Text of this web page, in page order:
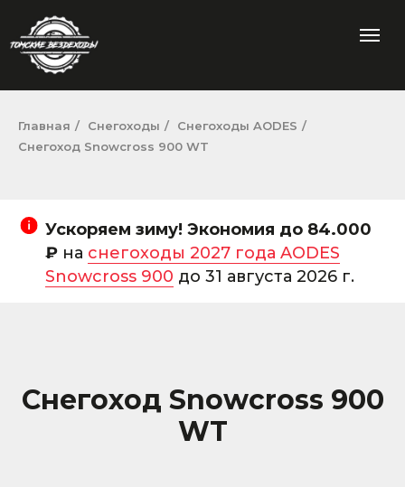
Главная / Снегоходы / Снегоходы AODES /
Снегоход Snowcross 900 WT
Ускоряем зиму! Экономия до 84.000
₽ на снегоходы 2027 года AODES
Snowcross 900 до 31 августа 2026 г.
Снегоход Snowcross 900
WT